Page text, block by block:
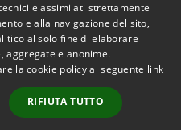
Copyright © 2026 • Comune di
Vestenanova • Powered by
Municipium•
Accesso
redazione
e assimilati strettamente
e alla navigazione del sito,
al solo fine di elaborare
aggregate e anonime.
la cookie policy al seguente link
RIFIUTA TUTTO